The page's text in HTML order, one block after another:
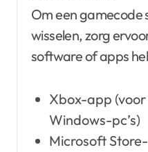
Om een gamecode
wisselen, zorg
software of apps
Xbox-app
Windows-pc’s)
Microsoft